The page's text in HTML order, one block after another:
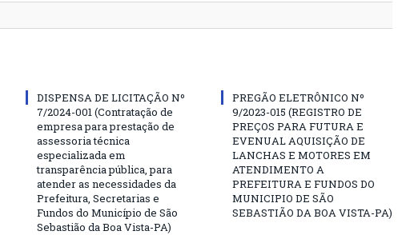
DISPENSA DE LICITAÇÃO Nº
7/2024-001 (Contratação de
empresa para prestação de
assessoria técnica
especializada em
transparência pública, para
atender as necessidades da
Prefeitura, Secretarias e
Fundos do Município de São
Sebastião da Boa Vista-PA)
PREGÃO ELETRÔNICO Nº
9/2023-015 (REGISTRO DE
PREÇOS PARA FUTURA E
EVENUAL AQUISIÇÃO DE
LANCHAS E MOTORES EM
ATENDIMENTO A
PREFEITURA E FUNDOS DO
MUNICIPIO DE SÃO
SEBASTIÃO DA BOA VISTA-PA)